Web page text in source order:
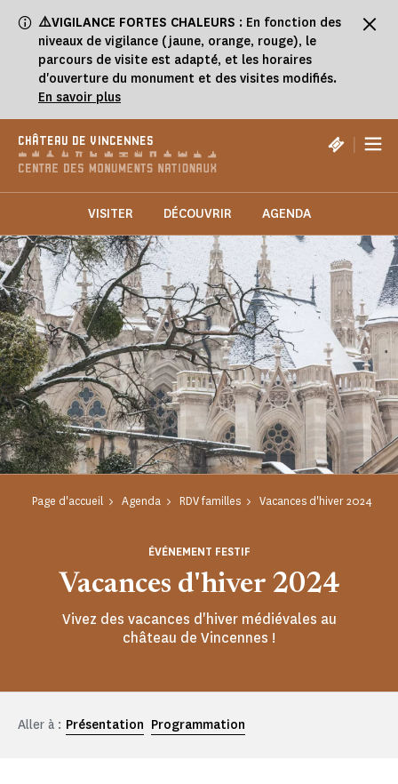
⚠️VIGILANCE FORTES CHALEURS : En fonction des
niveaux de vigilance (jaune, orange, rouge), le
parcours de visite est adapté, et les horaires
d'ouverture du monument et des visites modifiés.
En savoir plus
CHÂTEAU DE VINCENNES |
VISITER DÉCOUVRIR AGENDA
Page d'accueil Agenda RDV familles Vacances d'hiver 2024
Vacances d'hiver 2024
ÉVÉNEMENT FESTIF
Vivez des vacances d'hiver médiévales au
château de Vincennes !
Aller à : Présentation Programmation